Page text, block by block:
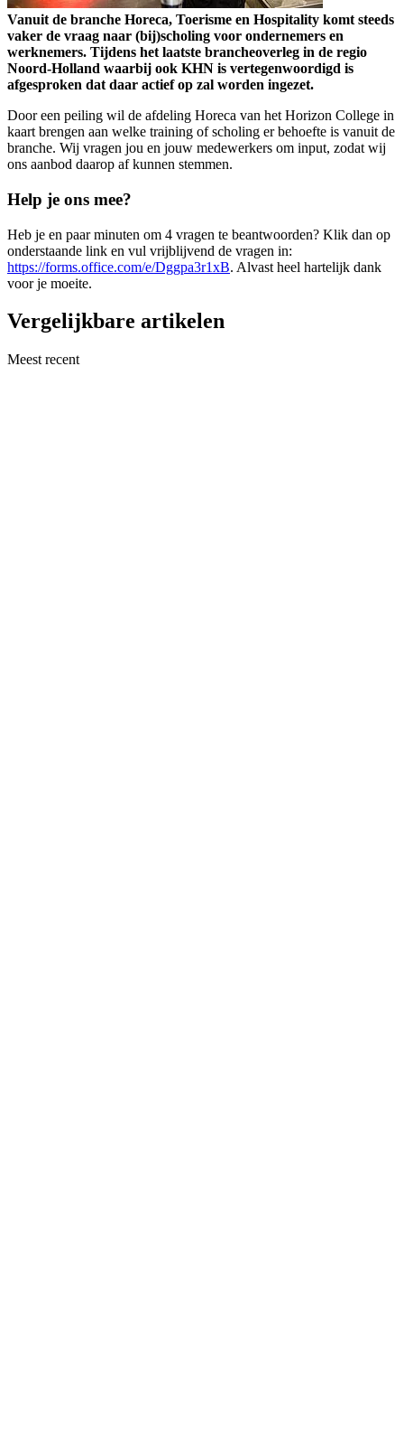
Vanuit de branche Horeca, Toerisme en Hospitality komt steeds
vaker de vraag naar (bij)scholing voor ondernemers en
werknemers. Tijdens het laatste brancheoverleg in de regio
Noord-Holland waarbij ook KHN is vertegenwoordigd is
afgesproken dat daar actief op zal worden ingezet.
Door een peiling wil de afdeling Horeca van het Horizon College in
kaart brengen aan welke training of scholing er behoefte is vanuit de
branche. Wij vragen jou en jouw medewerkers om input, zodat wij
ons aanbod daarop af kunnen stemmen.
Help je ons mee?
Heb je en paar minuten om 4 vragen te beantwoorden? Klik dan op
onderstaande link en vul vrijblijvend de vragen in:
https://forms.office.com/e/Dggpa3r1xB. Alvast heel hartelijk dank
voor je moeite.
Vergelijkbare artikelen
Meest recent